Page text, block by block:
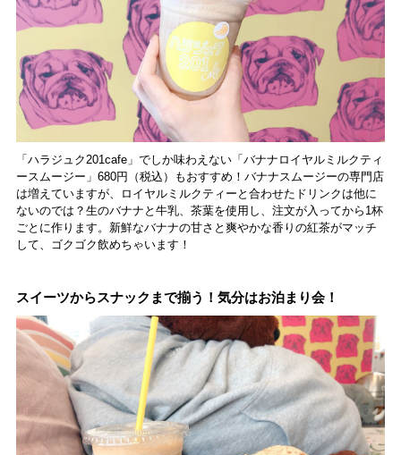
「ハラジュク201cafe」でしか味わえない「バナナロイヤルミルクティ
ースムージー」680円（税込）もおすすめ！バナナスムージーの専門店
は増えていますが、ロイヤルミルクティーと合わせたドリンクは他に
ないのでは？生のバナナと牛乳、茶葉を使用し、注文が入ってから1杯
ごとに作ります。新鮮なバナナの甘さと爽やかな香りの紅茶がマッチ
して、ゴクゴク飲めちゃいます！
スイーツからスナックまで揃う！気分はお泊まり会！